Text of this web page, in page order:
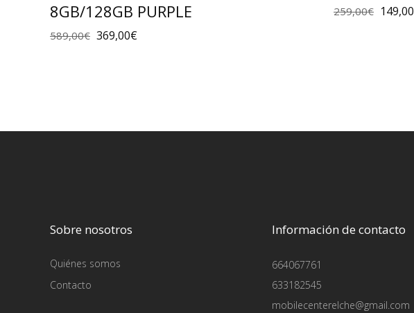
8GB/128GB PURPLE
589,00€ 369,00€
259,00€ 149,00
Sobre nosotros
Quiénes somos
Contacto
Información de contacto
664067761
633182545
mobilecenterelche@gmail.com